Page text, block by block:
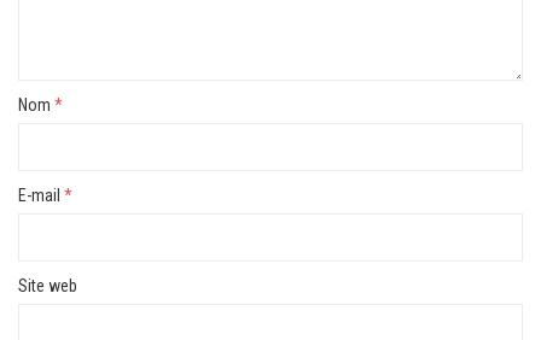
Nom *
E-mail *
Site web